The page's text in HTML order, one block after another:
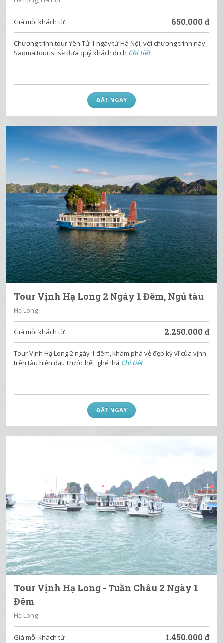
Giá mỗi khách từ 650.000 đ
Chương trình tour Yên Tử 1 ngày từ Hà Nội, với chương trình này
Saomaitourist sẽ đưa quý khách đi ch Chi tiết
ĐẶT NGAY
Tour Vịnh Hạ Long 2 Ngày 1 Đêm, Ngủ tàu
Hạ Long
Giá mỗi khách từ 2.250.000 đ
Tour Vịnh Hạ Long 2 ngày 1 đêm, khám phá vẻ đẹp kỳ vĩ của vịnh
trên tàu hiện đại. Trước hết, ghé thă Chi tiết
ĐẶT NGAY
Tour Vịnh Hạ Long - Tuần Châu 2 Ngày 1
Đêm
Hạ Long
Giá mỗi khách từ 1.450.000 đ